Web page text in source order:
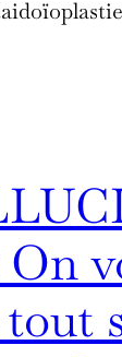
On
tout